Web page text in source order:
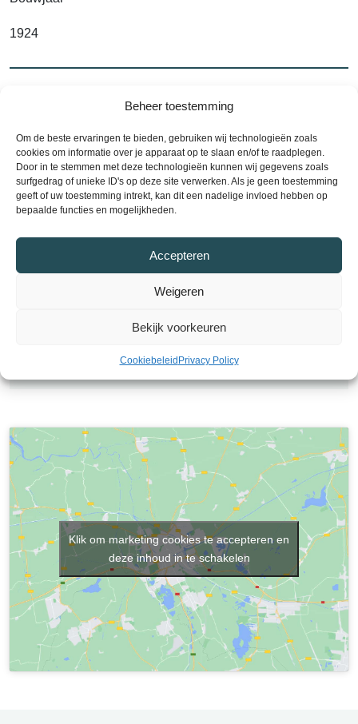
Beheer toestemming
Om de beste ervaringen te bieden, gebruiken wij technologieën zoals
cookies om informatie over je apparaat op te slaan en/of te raadplegen.
Door in te stemmen met deze technologieën kunnen wij gegevens zoals
surfgedrag of unieke ID's op deze site verwerken. Als je geen toestemming
geeft of uw toestemming intrekt, kan dit een nadelige invloed hebben op
bepaalde functies en mogelijkheden.
Accepteren
Weigeren
Bekijk voorkeuren
Cookiebeleid Privacy Policy
1924
Contact
Plan een bezichtiging
Plan nu een bezichtiging en ontdek uw
droomwoning! Neem contact met ons op via telefoon
of e-mail om een afspraak te maken. Wij staan klaar
Klik om marketing cookies te accepteren en
deze inhoud in te schakelen